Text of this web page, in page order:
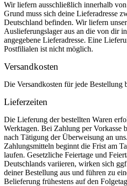
Wir liefern ausschließlich innerhalb
Grund muss sich deine Lieferadresse
Deutschland befinden. Wir liefern
Auslieferungslager aus an die von dir
angegebene Lieferadresse. Eine
Postfilialen ist nicht möglich.
Versandkosten
Die Versandkosten für jede Bestellung
Lieferzeiten
Die Lieferung der bestellten Waren
Werktagen. Bei Zahlung per Vorkasse
nach Tätigung der Überweisung an
Zahlungsmitteln beginnt die Frist am
laufen. Gesetzliche Feiertage und
Deutschlands variieren, wirken sich
deiner Bestellung aus und führen zu
Belieferung frühestens auf den